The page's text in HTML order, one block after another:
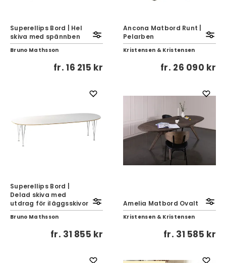
Superellips Bord | Hel
skiva med spännben
Bruno Mathsson
fr.16 215 kr
Ancona Matbord Runt |
Pelarben
Kristensen & Kristensen
fr. 26 090 kr
Superellips Bord |
Delad skiva med
utdrag för iläggsskivor
Bruno Mathsson
fr. 31 855 kr
Amelia Matbord Ovalt
Kristensen & Kristensen
fr. 31 585 kr